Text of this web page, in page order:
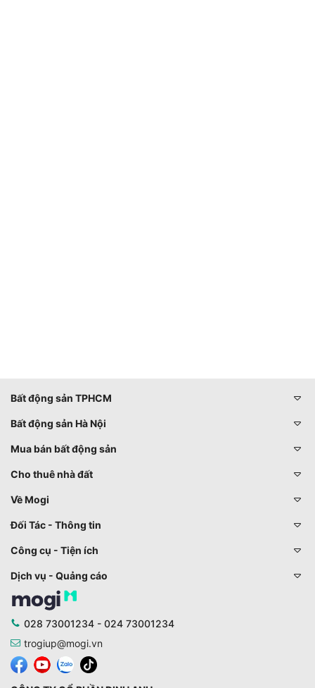
Bất động sản TPHCM
Bất động sản Hà Nội
Mua bán bất động sản
Cho thuê nhà đất
Về Mogi
Đối Tác - Thông tin
Công cụ - Tiện ích
Dịch vụ - Quảng cáo
028 73001234 - 024 73001234
trogiup@mogi.vn